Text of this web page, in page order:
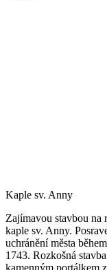
Kaple sv. Anny
Zajímavou stavbou na
kaple sv. Anny.
uchránění města
1743. Rozkošná